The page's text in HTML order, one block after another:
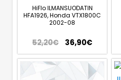
HiFlo ILMANSUODATIN
HFA1926, Honda VTX1800C
2002-08
52,20€ 36,90€